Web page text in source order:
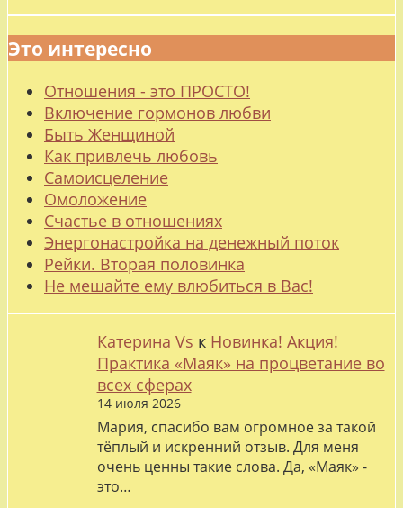
Это интересно
Отношения - это ПРОСТО!
Включение гормонов любви
Быть Женщиной
Как привлечь любовь
Самоисцеление
Омоложение
Счастье в отношениях
Энергонастройка на денежный поток
Рейки. Вторая половинка
Не мешайте ему влюбиться в Вас!
Катерина Vs к Новинка! Акция!
Практика «Маяк» на процветание во
всех сферах
14 июля 2026
Мария, спасибо вам огромное за такой
тёплый и искренний отзыв. Для меня
очень ценны такие слова. Да, «Маяк» -
это…